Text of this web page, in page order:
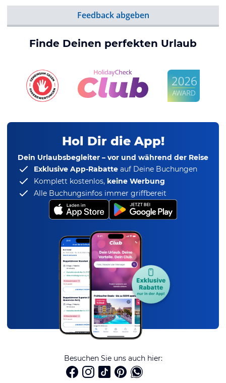
Feedback abgeben
Finde Deinen perfekten Urlaub
Hol Dir die App!
Dein Urlaubsbegleiter – vor und während der Reise
Exklusive App-Rabatte auf Deine Buchungen
Komplett kostenlos, keine Werbung
Alle Buchungsinfos immer griffbereit
Besuchen Sie uns auch hier: